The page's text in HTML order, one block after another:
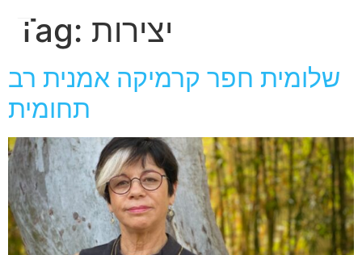
Tag: יצירות
שלומית חפר קרמיקה אמנית רב
תחומית